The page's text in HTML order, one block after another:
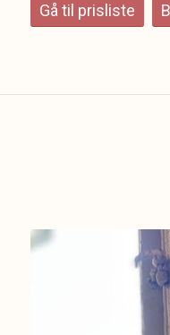
Gå til prisliste